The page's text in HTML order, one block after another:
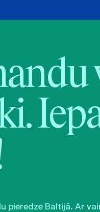
pieredze Baltijā. Ar